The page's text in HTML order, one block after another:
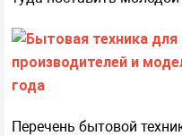
Перечень бытовой